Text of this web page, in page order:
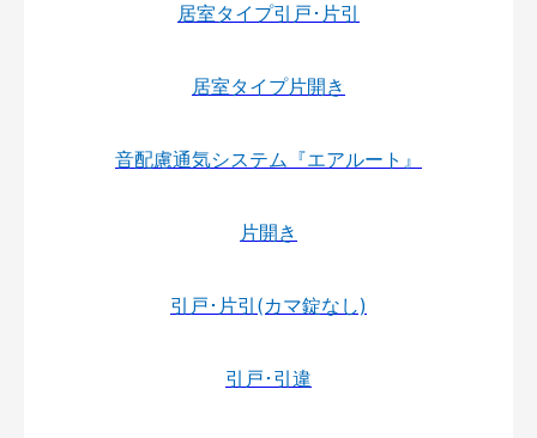
居室タイプ引戸･片引
居室タイプ片開き
音配慮通気システム『エアルート』
片開き
引戸･片引(カマ錠なし)
引戸･引違